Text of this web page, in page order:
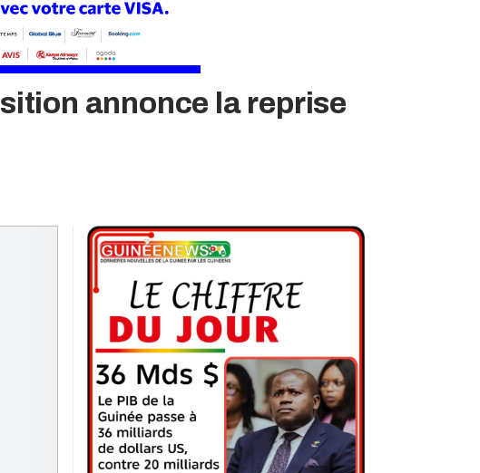
annonce la reprise